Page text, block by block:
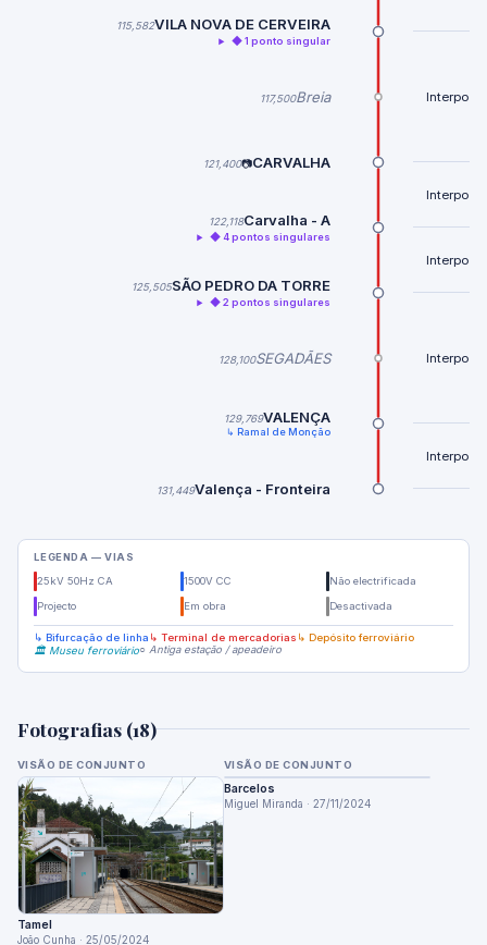
115,582VILA NOVA DE CERVEIRA
◆ 1 ponto singular
117,500Breia
121,400📷CARVALHA
122,118Carvalha - A
◆ 4 pontos singulares
125,505SÃO PEDRO DA TORRE
◆ 2 pontos singulares
128,100SEGADÃES
129,769VALENÇA
↳ Ramal de Monção
131,449Valença - Fronteira
LEGENDA — VIAS
25kV 50Hz CA 1500V CC Não electrificada
Projecto Em obra Desactivada
↳ Bifurcação de linha ↳ Terminal de mercadorias ↳ Depósito ferroviário
🏛️ Museu ferroviário○ Antiga estação / apeadeiro
Fotografias (18)
VISÃO DE CONJUNTO
Tamel
João Cunha · 25/05/2024
VISÃO DE CONJUNTO
Barcelos
Miguel Miranda · 27/11/2024